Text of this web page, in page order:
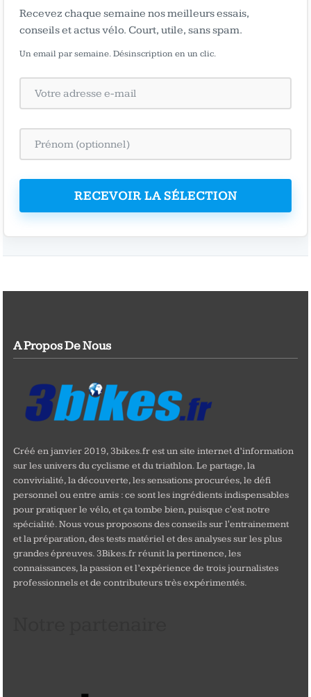
Recevez chaque semaine nos meilleurs essais,
conseils et actus vélo. Court, utile, sans spam.
Un email par semaine. Désinscription en un clic.
RECEVOIR LA SÉLECTION
A Propos De Nous
Créé en janvier 2019, 3bikes.fr est un site internet d’information
sur les univers du cyclisme et du triathlon. Le partage, la
convivialité, la découverte, les sensations procurées, le défi
personnel ou entre amis : ce sont les ingrédients indispensables
pour pratiquer le vélo, et ça tombe bien, puisque c'est notre
spécialité. Nous vous proposons des conseils sur l'entrainement
et la préparation, des tests matériel et des analyses sur les plus
grandes épreuves. 3Bikes.fr réunit la pertinence, les
connaissances, la passion et l’expérience de trois journalistes
professionnels et de contributeurs très expérimentés.